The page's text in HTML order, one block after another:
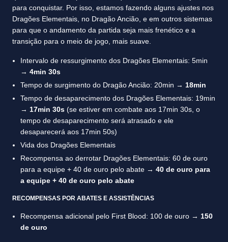
para conquistar. Por isso, estamos fazendo alguns ajustes nos
Dragões Elementais, no Dragão Ancião, e em outros sistemas
para que o andamento da partida seja mais frenético e a
transição para o meio de jogo, mais suave.
Intervalo de ressurgimento dos Dragões Elementais: 5min
→ 4min 30s
Tempo de surgimento do Dragão Ancião: 20min → 18min
Tempo de desaparecimento dos Dragões Elementais: 19min
→ 17min 30s (se estiver em combate aos 17min 30s, o
tempo de desaparecimento será atrasado e ele
desaparecerá aos 17min 50s)
Vida dos Dragões Elementais
Recompensa ao derrotar Dragões Elementais: 60 de ouro
para a equipe + 40 de ouro pelo abate → 40 de ouro para
a equipe + 40 de ouro pelo abate
RECOMPENSAS POR ABATES E ASSISTÊNCIAS
Recompensa adicional pelo First Blood: 100 de ouro → 150
de ouro